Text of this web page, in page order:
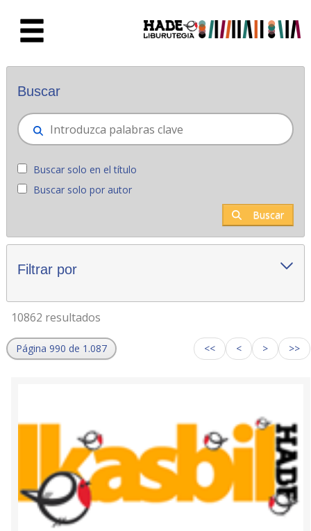
Novedades - Liburutegia
Buscar
Buscar solo en el título
Buscar solo por autor
Buscar
Filtrar por
10862 resultados
Página 990 de 1.087 << < > >>